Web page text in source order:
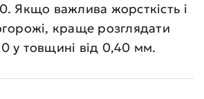
Якщо важлива жорсткість і
краще розглядати
у товщині від 0,40 мм.